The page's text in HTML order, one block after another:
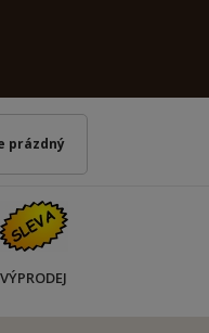
prázdný
VÝPRODEJ